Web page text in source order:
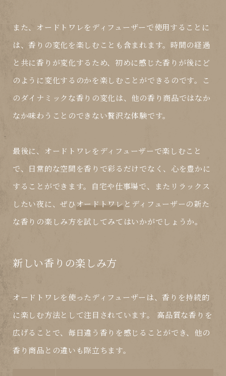
また、 オードトワレを ディフューザーで使用することに
は、香りの変化を楽しむことも含まれます。時間の経過
と共に香りが変化するため、初めに感じた香りが後にど
のように変化するのかを楽しむことができるのです。こ
のダイナミックな香りの変化は、他の香り商品ではなか
なか味わうことのできない贅沢な体験です。
最後に、 オードトワレを ディフューザーで楽しむこと
で、日常的な空間を香りで彩るだけでなく、心を豊かに
することができます。自宅や仕事場で、またリラックス
したい夜に、ぜひオードトワレ と ディフューザーの新た
な香りの楽しみ方を試してみてはいかがでしょうか。
新しい香りの楽しみ方
オードトワレを使った ディフューザーは、香りを持続的
に楽しむ方法として注目されています。 高品質な香りを
広げることで、毎日違う香りを感じることができ、他の
香り商品との違いも際立ちます。